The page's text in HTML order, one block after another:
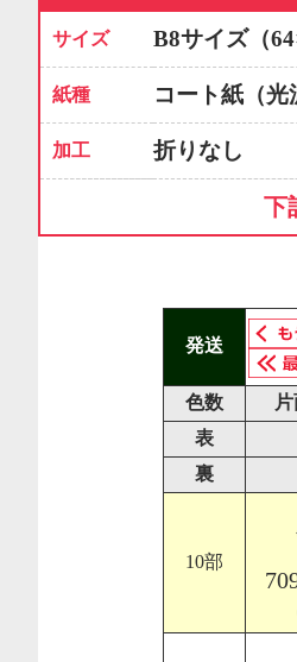
サイズ B8サイズ（
紙種 コート紙（光
加工 折りなし
下
発送
色数
表
裏
10部